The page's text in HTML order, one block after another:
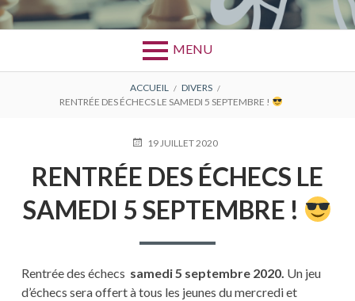
MENU
ACCUEIL
DIVERS
RENTRÉE DES ÉCHECS LE SAMEDI 5 SEPTEMBRE !
PUBLIÉ19 JUILLET 2020
RENTRÉE DES ÉCHECS LE
SAMEDI 5 SEPTEMBRE !
Rentrée des échecs samedi 5 septembre 2020. Un jeu
d’échecs sera offert à tous les jeunes du mercredi et